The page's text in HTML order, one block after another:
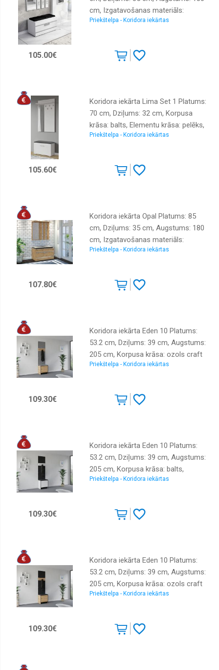
cm, Izgatavošanas materiāls:
laminēta KSP plātne, Elementu
Priekštelpa - Koridora iekārtas
105.00€
Koridora iekārta Lima Set 1 Platums:
70 cm, Dziļums: 32 cm, Korpusa
krāsa: balts, Elementu krāsa: pelēks,
Izgatavošanas materiāls: KSP,
apavu plauktu: 1
Priekštelpa - Koridora iekārtas
105.60€
Koridora iekārta Opal Platums: 85
cm, Dziļums: 35 cm, Augstums: 180
cm, Izgatavošanas materiāls:
laminēta KSP plātne, Elementu
Priekštelpa - Koridora iekārtas
107.80€
Koridora iekārta Eden 10 Platums:
53.2 cm, Dziļums: 39 cm, Augstums:
205 cm, Korpusa krāsa: ozols craft
zelts, Elementu krāsa: pelēks,
nē, Ar pakaramo: 1, Ar apavu plauktu:
Priekštelpa - Koridora iekārtas
109.30€
Koridora iekārta Eden 10 Platums:
53.2 cm, Dziļums: 39 cm, Augstums:
205 cm, Korpusa krāsa: balts,
Elementu krāsa: melns,
nē, Ar pakaramo: 1, Ar apavu plauktu:
Priekštelpa - Koridora iekārtas
109.30€
Koridora iekārta Eden 10 Platums:
53.2 cm, Dziļums: 39 cm, Augstums:
205 cm, Korpusa krāsa: ozols craft
zelts, Elementu krāsa: melns,
nē, Ar pakaramo: 1, Ar apavu plauktu:
Priekštelpa - Koridora iekārtas
109.30€